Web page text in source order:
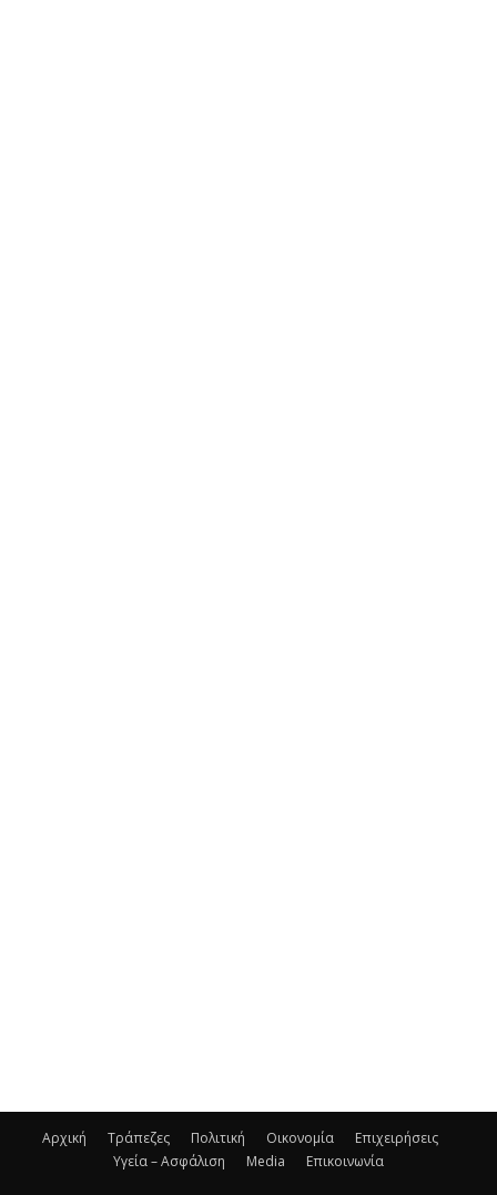
Αρχική Τράπεζες Πολιτική Οικονομία
Επιχειρήσεις
Υγεία – Ασφάλιση
Media Επικοινωνία